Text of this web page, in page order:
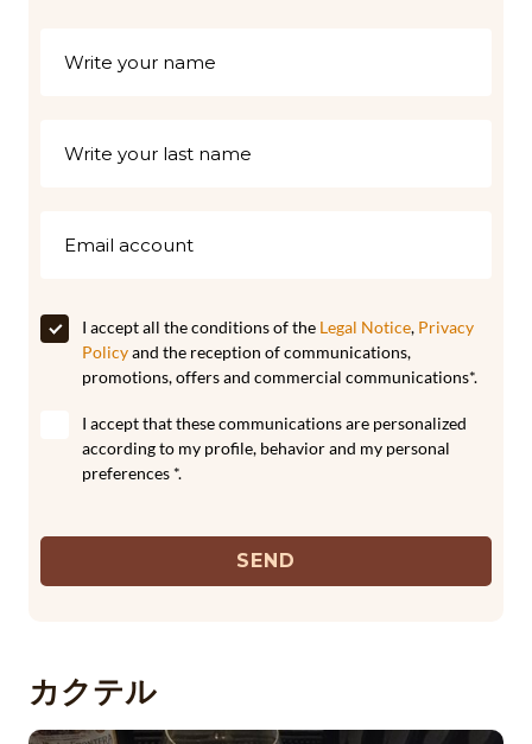
I accept all the conditions of the Legal Notice, Privacy
Policyand the reception of communications,
promotions, offers and commercial communications*.
I accept that these communications are personalized
according to my profile, behavior and my personal
preferences *.
SEND
カクテル